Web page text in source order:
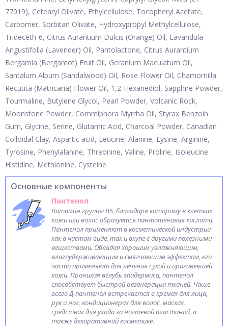
77019), Cetearyl Olivate, Ethylcellulose, Tocopheryl Acetate,
Carbomer, Sorbitan Olivate, Hydroxypropyl Methylcellulose,
Trideceth-6, Citrus Aurantium Dulcis (Orange) Oil, Lavandula
Angustifolia (Lavender) Oil, Pantolactone, Citrus Aurantium
Bergamia (Bergamot) Fruit Oil, Geranium Maculatum Oil,
Santalum Album (Sandalwood) Oil, Rose Flower Oil, Chamomilla
Recutita (Matricaria) Flower Oil, 1,2-Hexanediol, Sapphire Powder,
Tourmaline, Butylene Glycol, Pearl Powder, Volcanic Rock,
Moonstone Powder, Commiphora Myrrha Oil, Styrax Benzoin
Gum, Glycine, Serine, Glutamic Acid, Charcoal Powder, Canadian
Colloidal Clay, Aspartic acid, Leucine, Alanine, Lysine, Arginine,
Tyrosine, Phenylalanine, Threonine, Valine, Proline, Isoleucine
Histidine, Methionine, Cysteine
Основные компоненты
Пантенол
Витамин группы В5, благодаря которому в клетках
кожи или волос образуется пантотеновая кислота.
Пантенол применяют в косметической индустрии
как в чистом виде, так и вкупе с другими полезными
веществами. Обладая хорошим увлажняющим,
влагоудерживающим и смягчающим эффектом, его
часто применяют для лечения сухой и ороговевшей
кожи. Проникая вглубь эпидермиса, пантенол
способствует быстрой регенерации тканей. Чаще
всего Д-пантенол встречается в кремах для лица,
рук и ног, кондиционерах для волос, масках,
средствах для ухода за ногтевой пластиной, а
также декоративной косметике.